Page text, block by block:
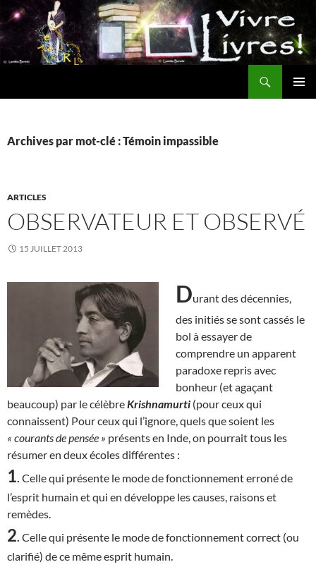
Aller
au
contenu
Archives par mot-clé : Témoin impassible
ARTICLES
OBSERVATEUR ET OBSERVÉ
15 JUILLET 2013
Durant des décennies,
des initiés se sont cassés le
bol à essayer de
comprendre un apparent
paradoxe repris avec
bonheur (et agaçant
beaucoup) par le célèbre Krishnamurti (pour ceux qui
connaissent) Pour ceux qui l’ignore, quels que soient les
« courants de pensée » présents en Inde, on pourrait tous les
résumer en deux écoles différentes :
1 Celle qui présente le mode de fonctionnement erroné de
l’esprit humain et qui en développe les causes, raisons et
remèdes.
2 Celle qui présente le mode de fonctionnement correct (ou
clarifié) de ce même esprit humain.